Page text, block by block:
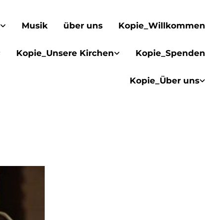
Musik über uns Kopie_Willkommen
Kopie_Unsere Kirchen Kopie_Spenden
Kopie_Über uns